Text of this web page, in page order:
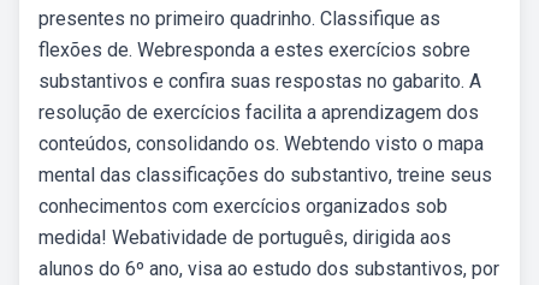
presentes no primeiro quadrinho. Classifique as
flexões de. Webresponda a estes exercícios sobre
substantivos e confira suas respostas no gabarito. A
resolução de exercícios facilita a aprendizagem dos
conteúdos, consolidando os. Webtendo visto o mapa
mental das classificações do substantivo, treine seus
conhecimentos com exercícios organizados sob
medida! Webatividade de português, dirigida aos
alunos do 6º ano, visa ao estudo dos substantivos, por